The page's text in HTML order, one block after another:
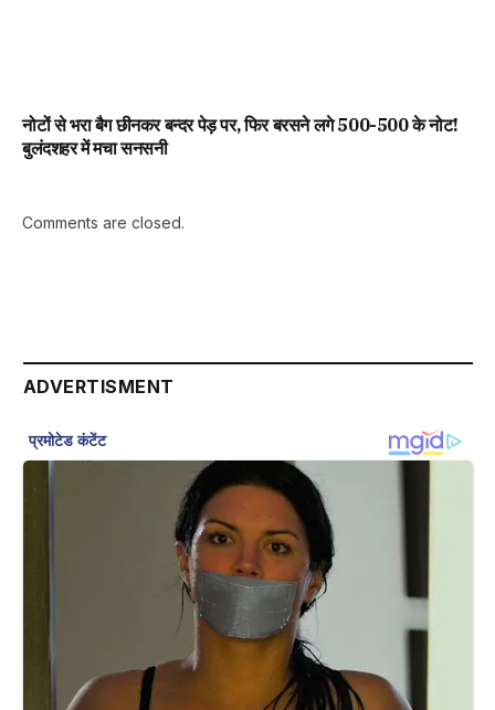
नोटों से भरा बैग छीनकर बन्दर पेड़ पर, फिर बरसने लगे 500-500 के नोट!
बुलंदशहर में मचा सनसनी
Comments are closed.
ADVERTISMENT